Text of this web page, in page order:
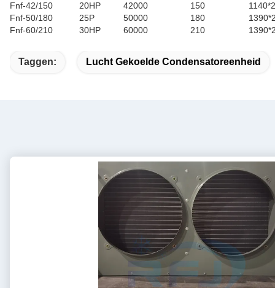
Fnf-42/150
20HP 42000 150
Fnf-50/180
25P 50000 180
Fnf-60/210
30HP 60000 210
Taggen: Lucht Gekoelde Condensatoreenheid